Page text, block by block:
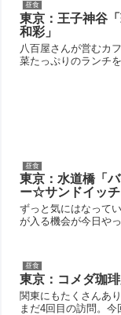
昼食
東京：王子神谷
和彩」
八百屋さんが営むカ
菜たっぷりのランチを
昼食
東京：水道橋「バ
ー☆サンドイッチ
ずっと気にはなって
が入る機会が今日や
昼食
東京：コメダ珈
関東にもたくさんあり
まだ4回目の訪問。今